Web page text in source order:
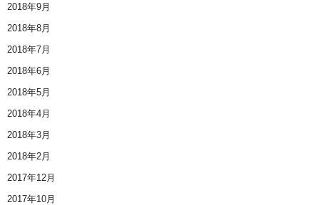
2018年9月
2018年8月
2018年7月
2018年6月
2018年5月
2018年4月
2018年3月
2018年2月
2017年12月
2017年10月